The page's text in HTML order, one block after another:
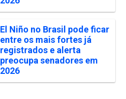
El Niño no Brasil pode ficar
entre os mais fortes já
registrados e alerta
preocupa senadores em
2026